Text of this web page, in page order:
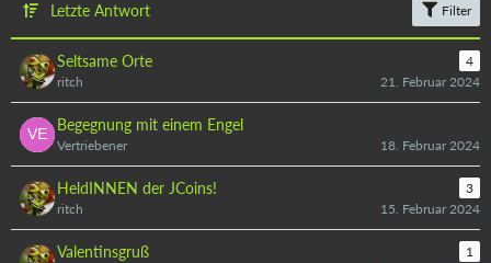
Letzte Antwort Filter
Seltsame Orte
4
ritch
21. Februar 2024
Begegnung mit einem Engel
Vertriebener 18. Februar 2024
HeldINNEN der JCoins!
3
ritch
15. Februar 2024
Valentinsgruß
1